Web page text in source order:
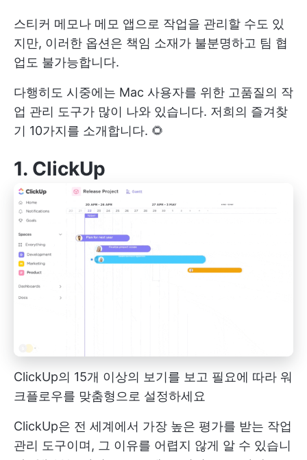
스티커 메모나 메모 앱으로 작업을 관리할 수도 있
지만, 이러한 옵션은 책임 소재가 불분명하고 팀 협
업도 불가능합니다.
다행히도 시중에는 Mac 사용자를 위한 고품질의 작
업 관리 도구가 많이 나와 있습니다. 저희의 즐겨찾
기 10가지를 소개합니다. 🌻
1. ClickUp
ClickUp의 15개 이상의 보기를 보고 필요에 따라 워
크플로우를 맞춤형으로 설정하세요
ClickUp은 전 세계에서 가장 높은 평가를 받는 작업
관리 도구이며, 그 이유를 어렵지 않게 알 수 있습니